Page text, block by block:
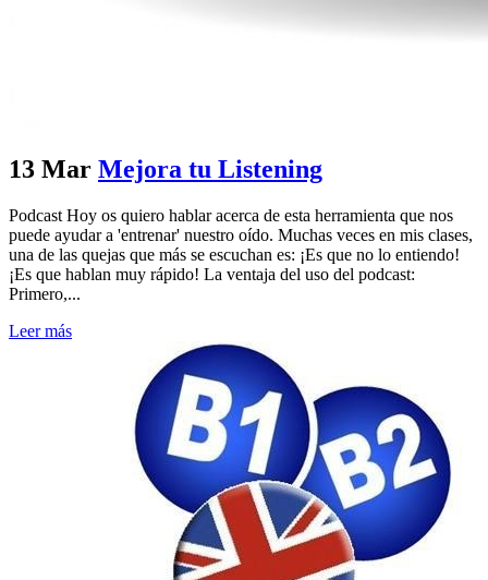
13 Mar Mejora tu Listening
Podcast Hoy os quiero hablar acerca de esta herramienta que nos
puede ayudar a 'entrenar' nuestro oído. Muchas veces en mis clases,
una de las quejas que más se escuchan es: ¡Es que no lo entiendo!
¡Es que hablan muy rápido! La ventaja del uso del podcast:
Primero,...
Leer más